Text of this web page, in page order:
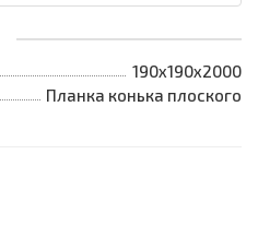
190х190х2000
Планка конька плоского